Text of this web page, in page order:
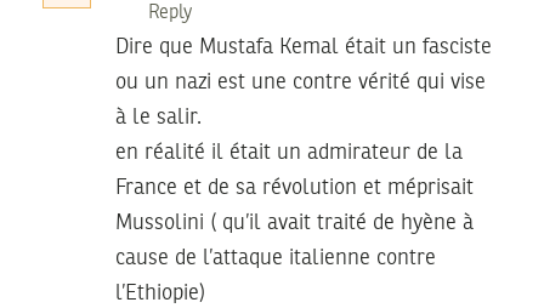
Reply
Dire que Mustafa Kemal était un fasciste
ou un nazi est une contre vérité qui vise
à le salir.
en réalité il était un admirateur de la
France et de sa révolution et méprisait
Mussolini ( qu’il avait traité de hyène à
cause de l’attaque italienne contre
l’Ethiopie)